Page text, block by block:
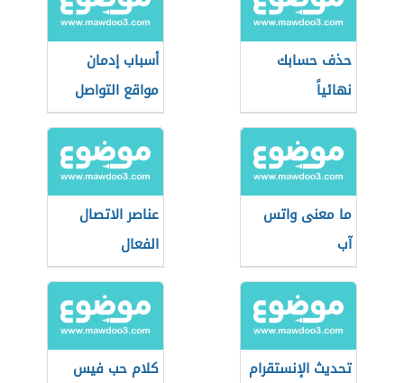
حذف حسابك
نهائياً
أسباب إدمان
مواقع التواصل
الاجتماعي
ما معنى واتس
آب
عناصر الاتصال
الفعال
تحديث الإنستقرام
كلام حب فيس